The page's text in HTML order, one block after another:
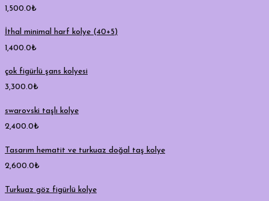
1,500.0₺
İthal minimal harf kolye (40+5)
1,400.0₺
çok figürlü şans kolyesi
3,300.0₺
swarovski taşlı kolye
2,400.0₺
Tasarım hematit ve turkuaz doğal taş kolye
2,600.0₺
Turkuaz göz figürlü kolye